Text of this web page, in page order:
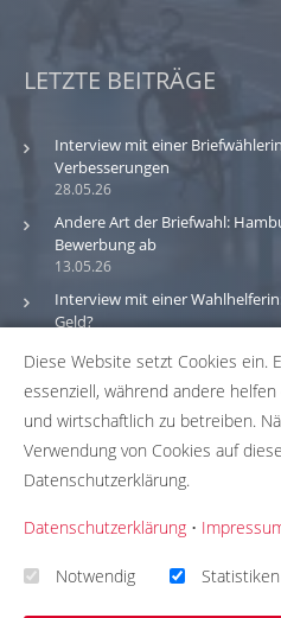
LETZTE BEITRÄGE
28.05.26
Interview mit einer
Verbesserungen
13.05.26
Andere Art der Briefwahl:
Bewerbung ab
Interview mit einer
Geld?
Bitte beachte: Wir versuchen
zu den Wahlbüros in
möglich zu halten. Solltest
Datenbank gefunden
unserKorrekturformular
keinerlei Gewähr für die
Vollständigkeit unserer
Diese Website setzt Cookies ein.
essenziell, während andere
und wirtschaftlich zu betreiben.
Verwendung von Cookies auf
Datenschutzerklärung.
Datenschutzerklärung •
Notwendig Statistiken